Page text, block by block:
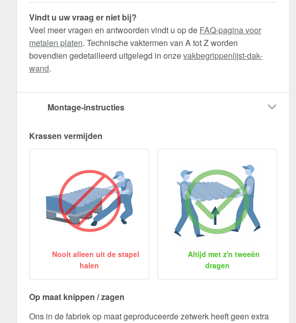
Vindt u uw vraag er niet bij?
Veel meer vragen en antwoorden vindt u op de FAQ-pagina voor
metalen platen. Technische vaktermen van A tot Z worden
bovendien gedetailleerd uitgelegd in onzevakbegrippenlijst-dak-
wand.
Montage-instructies
Krassen vermijden
Nooit alleen uit de stapel
halen
Altijd met z'n tweeën
dragen
Op maat knippen / zagen
Ons in de fabriek op maat geproduceerde zetwerk heeft geen extra